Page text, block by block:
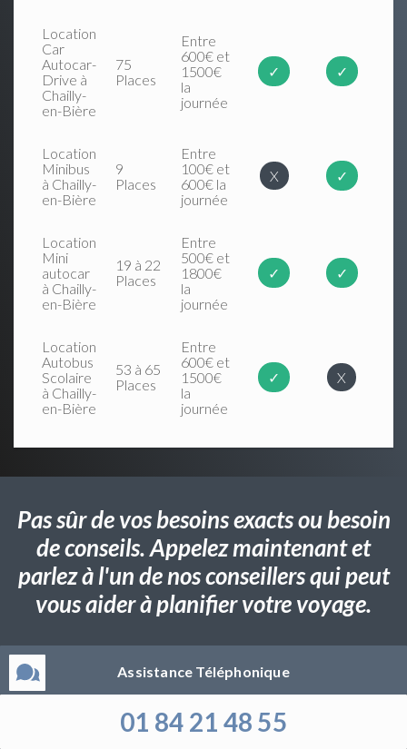
Location
Car
Autocar-
Drive à
Chailly-
en-Bière
75
Places
Entre
600€ et
1500€
la
journée
✓ ✓
Location
Minibus
à Chailly-
en-Bière
9
Places
Entre
100€ et
600€ la
journée
X ✓
Location
Mini
autocar
à Chailly-
en-Bière
19 à 22
Places
Entre
500€ et
1800€
la
journée
✓ ✓
Location
Autobus
Scolaire
à Chailly-
en-Bière
53 à 65
Places
Entre
600€ et
1500€
la
journée
✓ X
Pas sûr de vos besoins exacts ou besoin
de conseils. Appelez maintenant et
parlez à l'un de nos conseillers qui peut
vous aider à planifier votre voyage.
Assistance Téléphonique
01 84 21 48 55